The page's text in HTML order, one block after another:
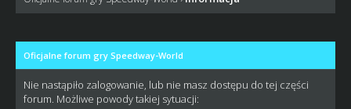
Oficjalne forum gry Speedway-World
Nie nastąpiło zalogowanie, lub nie masz dostępu do tej części
forum. Możliwe powody takiej sytuacji: